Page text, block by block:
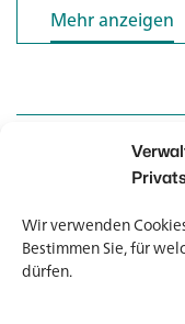
Wir verwenden
Bestimmen Sie, für
dürfen.
Mehr anzeigen
Mehr anzeigen